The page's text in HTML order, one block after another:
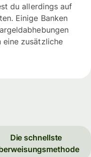
du allerdings auf
Einige Banken
eine zusätzliche
Die schnellste